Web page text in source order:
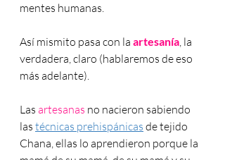
mentes humanas.
Así mismito pasa con la artesanía, la
verdadera, claro (hablaremos de eso
más adelante).
Las artesanas no nacieron sabiendo
las técnicas prehispánicas de tejido
Chana, ellas lo aprendieron porque la